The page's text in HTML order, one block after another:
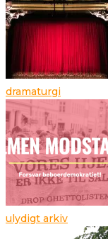
dramaturgi
ulydigt arkiv